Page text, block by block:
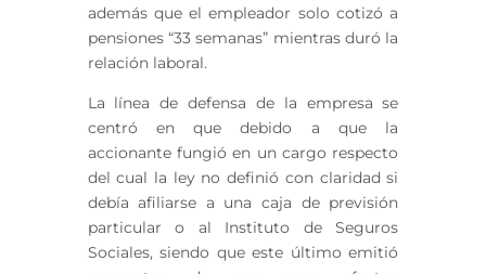
además que el empleador solo cotizó a
pensiones “33 semanas” mientras duró la
relación laboral.
La línea de defensa de la empresa se
centró en que debido a que la
accionante fungió en un cargo respecto
del cual la ley no definió con claridad si
debía afiliarse a una caja de previsión
particular o al Instituto de Seguros
Sociales, siendo que este último emitió